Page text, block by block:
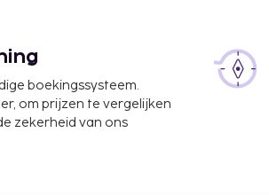
je een gratis
zoals een
van dit hotel
kiosken. Stil je honger
van dit hotel. Je kunt
boekingssysteem.
om prijzen te vergelijken
zekerheid van ons